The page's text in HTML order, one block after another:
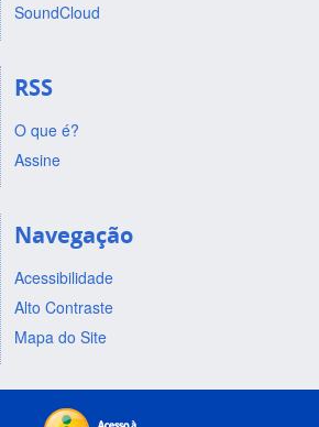
SoundCloud
RSS
O que é?
Assine
Navegação
Acessibilidade
Alto Contraste
Mapa do Site